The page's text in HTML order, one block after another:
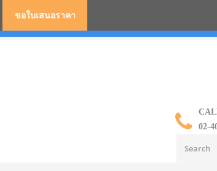
02-
ขอใบเสนอราคา
ร่มตอนเดียว ร่มกอล์ฟ ร่มกลับด้าน ราคาส่ง